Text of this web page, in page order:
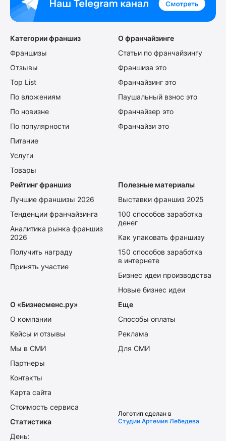
Категории франшиз
Франшизы
Отзывы
Top List
По вложениям
По новизне
По популярности
Питание
Услуги
Товары
О франчайзинге
Статьи по франчайзингу
Франшиза это
Франчайзинг это
Паушальный взнос это
Франчайзер это
Франчайзи это
Рейтинг франшиз
Лучшие франшизы 2026
Тенденции франчайзинга
Аналитика рынка франшиз
2026
Получить награду
Принять участие
Полезные материалы
Выставки франшиз 2025
100 способов заработка
денег
Как упаковать франшизу
150 способов заработка
в интернете
Бизнес идеи производства
Новые бизнес идеи
О «Бизнесменс.ру»
О компании
Кейсы и отзывы
Мы в СМИ
Партнеры
Контакты
Карта сайта
Стоимость сервиса
Еще
Способы оплаты
Реклама
Для СМИ
Статистика
День:
Логотип сделан в
Студии Артемия Лебедева